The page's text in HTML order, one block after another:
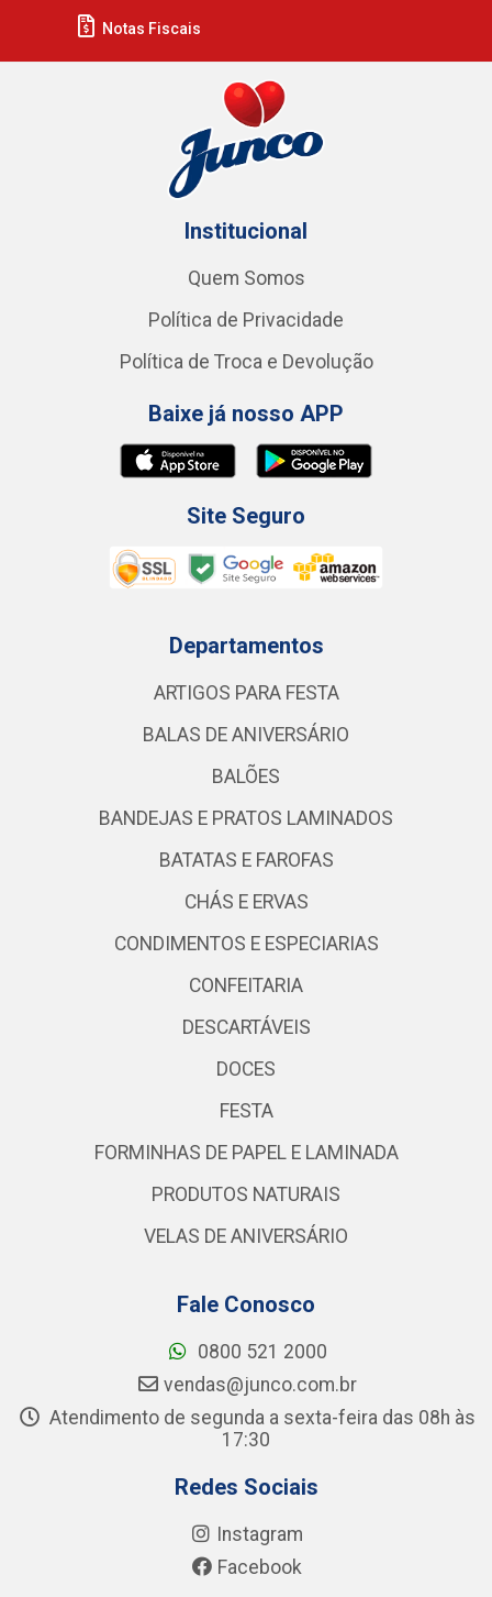
Notas Fiscais
Institucional
Quem Somos
Política de Privacidade
Política de Troca e Devolução
Baixe já nosso APP
Site Seguro
Departamentos
ARTIGOS PARA FESTA
BALAS DE ANIVERSÁRIO
BALÕES
BANDEJAS E PRATOS LAMINADOS
BATATAS E FAROFAS
CHÁS E ERVAS
CONDIMENTOS E ESPECIARIAS
CONFEITARIA
DESCARTÁVEIS
DOCES
FESTA
FORMINHAS DE PAPEL E LAMINADA
PRODUTOS NATURAIS
VELAS DE ANIVERSÁRIO
Fale Conosco
0800 521 2000
vendas@junco.com.br
Atendimento de segunda a sexta-feira das 08h às
17:30
Redes Sociais
Instagram
Facebook